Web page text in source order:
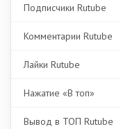
Подписчики Rutube
Комментарии Rutube
Лайки Rutube
Нажатие «В топ»
Вывод в ТОП Rutube